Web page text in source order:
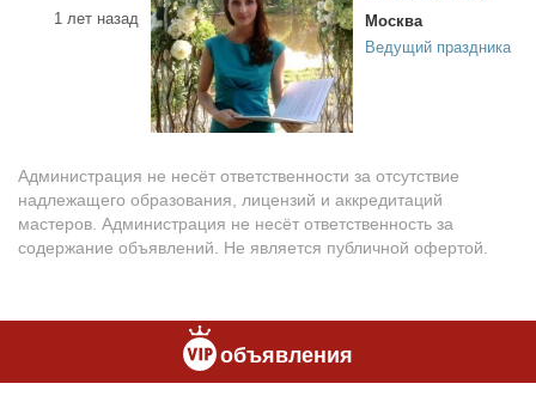
1 лет назад
Москва
Ведущий праздника
Администрация не несёт ответственности за отсутствие
надлежащего образования, лицензий и аккредитаций
мастеров. Администрация не несёт ответственность за
содержание объявлений. Не является публичной офертой.
объявления